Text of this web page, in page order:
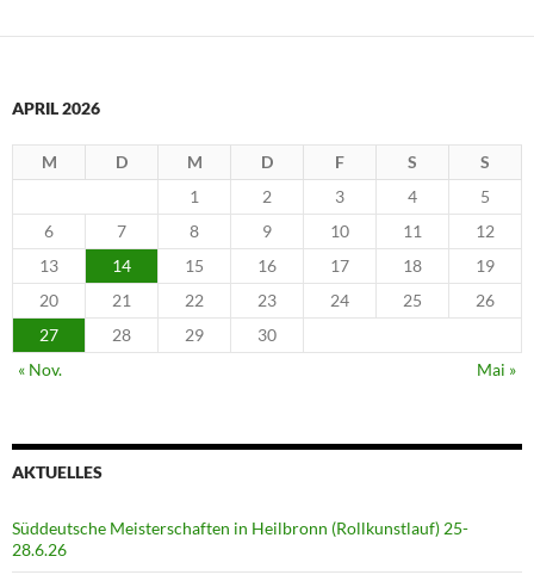
APRIL 2026
M D M D F S
S
1
2 3 4
5
6
7 8 9 10 11
12
13
14 15 16 17 18
19
20
21 22 23 24 25
26
27
28 29
30
« Nov.
Mai »
AKTUELLES
Süddeutsche Meisterschaften in Heilbronn (Rollkunstlauf) 25-
28.6.26